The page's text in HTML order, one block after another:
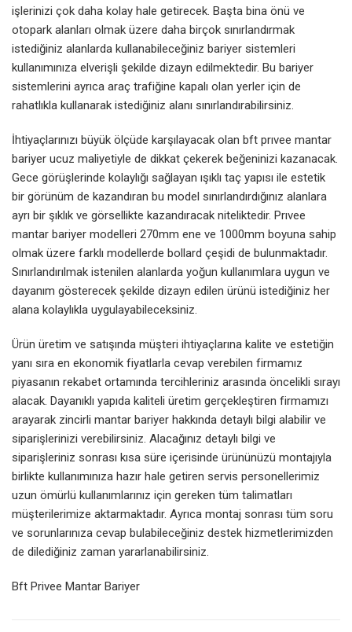
işlerinizi çok daha kolay hale getirecek. Başta bina önü ve
otopark alanları olmak üzere daha birçok sınırlandırmak
istediğiniz alanlarda kullanabileceğiniz bariyer sistemleri
kullanımınıza elverişli şekilde dizayn edilmektedir. Bu bariyer
sistemlerini ayrıca araç trafiğine kapalı olan yerler için de
rahatlıkla kullanarak istediğiniz alanı sınırlandırabilirsiniz.
İhtiyaçlarınızı büyük ölçüde karşılayacak olan bft prıvee mantar
bariyer ucuz maliyetiyle de dikkat çekerek beğeninizi kazanacak.
Gece görüşlerinde kolaylığı sağlayan ışıklı taç yapısı ile estetik
bir görünüm de kazandıran bu model sınırlandırdığınız alanlara
ayrı bir şıklık ve görsellikte kazandıracak niteliktedir. Prıvee
mantar bariyer modelleri 270mm ene ve 1000mm boyuna sahip
olmak üzere farklı modellerde bollard çeşidi de bulunmaktadır.
Sınırlandırılmak istenilen alanlarda yoğun kullanımlara uygun ve
dayanım gösterecek şekilde dizayn edilen ürünü istediğiniz her
alana kolaylıkla uygulayabileceksiniz.
Ürün üretim ve satışında müşteri ihtiyaçlarına kalite ve estetiğin
yanı sıra en ekonomik fiyatlarla cevap verebilen firmamız
piyasanın rekabet ortamında tercihleriniz arasında öncelikli sırayı
alacak. Dayanıklı yapıda kaliteli üretim gerçekleştiren firmamızı
arayarak zincirli mantar bariyer hakkında detaylı bilgi alabilir ve
siparişlerinizi verebilirsiniz. Alacağınız detaylı bilgi ve
siparişleriniz sonrası kısa süre içerisinde ürününüzü montajıyla
birlikte kullanımınıza hazır hale getiren servis personellerimiz
uzun ömürlü kullanımlarınız için gereken tüm talimatları
müşterilerimize aktarmaktadır. Ayrıca montaj sonrası tüm soru
ve sorunlarınıza cevap bulabileceğiniz destek hizmetlerimizden
de dilediğiniz zaman yararlanabilirsiniz.
Bft Privee Mantar Bariyer